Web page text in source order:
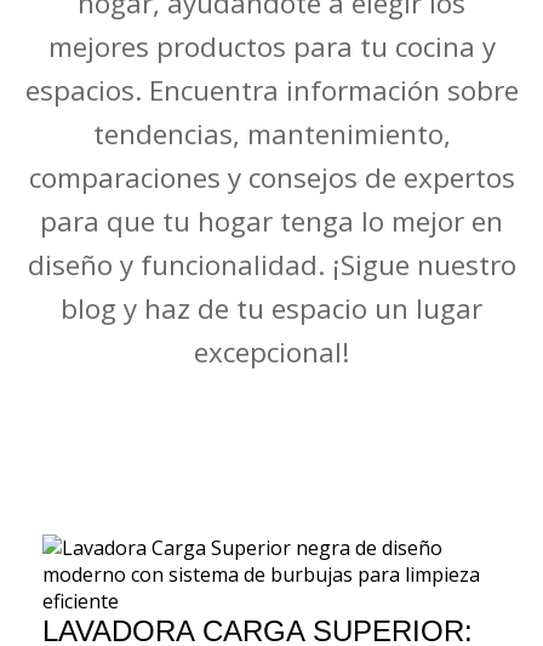
mejores productos para tu cocina y
espacios. Encuentra información sobre
tendencias, mantenimiento,
comparaciones y consejos de expertos
para que tu hogar tenga lo mejor en
diseño y funcionalidad. ¡Sigue nuestro
blog y haz de tu espacio un lugar
excepcional!
LAVADORA CARGA SUPERIOR: